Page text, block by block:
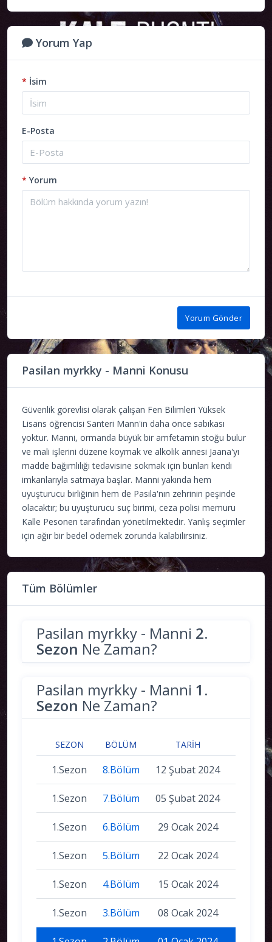
Yorum Yap
* İsim
E-Posta
* Yorum
Yorum Gönder
Pasilan myrkky - Manni Konusu
Güvenlik görevlisi olarak çalışan Fen Bilimleri Yüksek
Lisans öğrencisi Santeri Mann'in daha önce sabıkası
yoktur. Manni, ormanda büyük bir amfetamin stoğu bulur
ve mali işlerini düzene koymak ve alkolik annesi Jaana'yı
madde bağımlılığı tedavisine sokmak için bunları kendi
imkanlarıyla satmaya başlar. Manni yakında hem
uyuşturucu birliğinin hem de Pasila'nın zehrinin peşinde
olacaktır; bu uyuşturucu suç birimi, ceza polisi memuru
Kalle Pesonen tarafından yönetilmektedir. Yanlış seçimler
için ağır bir bedel ödemek zorunda kalabilirsiniz.
Tüm Bölümler
Pasilan myrkky - Manni 2.
Sezon Ne Zaman?
Pasilan myrkky - Manni 1.
Sezon Ne Zaman?
SEZON BÖLÜM TARIH
1.Sezon 8.Bölüm 12 Şubat 2024
1.Sezon 7.Bölüm 05 Şubat 2024
1.Sezon 6.Bölüm 29 Ocak 2024
1.Sezon 5.Bölüm 22 Ocak 2024
1.Sezon 4.Bölüm 15 Ocak 2024
1.Sezon 3.Bölüm 08 Ocak 2024